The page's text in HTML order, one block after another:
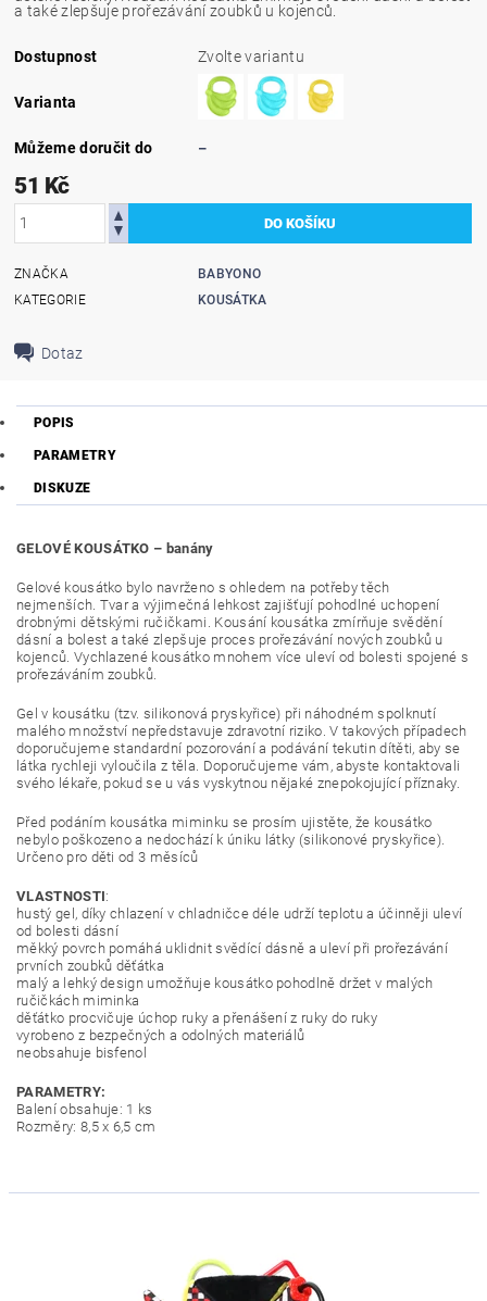
a také zlepšuje prořezávání zoubků u kojenců.
Dostupnost Zvolte variantu
Varianta
Můžeme doručit do –
51 Kč
ZNAČKA
BABYONO
KATEGORIE
KOUSÁTKA
Dotaz
POPIS
PARAMETRY
DISKUZE
GELOVÉ KOUSÁTKO – banány
Gelové kousátko bylo navrženo s ohledem na potřeby těch
nejmenších. Tvar a výjimečná lehkost zajišťují pohodlné uchopení
drobnými dětskými ručičkami. Kousání kousátka zmírňuje svědění
dásní a bolest a také zlepšuje proces prořezávání nových zoubků u
kojenců. Vychlazené kousátko mnohem více uleví od bolesti spojené s
prořezáváním zoubků.
Gel v kousátku (tzv. silikonová pryskyřice) při náhodném spolknutí
malého množství nepředstavuje zdravotní riziko. V takových případech
doporučujeme standardní pozorování a podávání tekutin dítěti, aby se
látka rychleji vyloučila z těla. Doporučujeme vám, abyste kontaktovali
svého lékaře, pokud se u vás vyskytnou nějaké znepokojující příznaky.
Před podáním kousátka miminku se prosím ujistěte, že kousátko
nebylo poškozeno a nedochází k úniku látky (silikonové pryskyřice).
Určeno pro děti od 3 měsíců
VLASTNOSTI:
hustý gel, díky chlazení v chladničce déle udrží teplotu a účinněji uleví
od bolesti dásní
měkký povrch pomáhá uklidnit svědící dásně a uleví při prořezávání
prvních zoubků děťátka
malý a lehký design umožňuje kousátko pohodlně držet v malých
ručičkách miminka
děťátko procvičuje úchop ruky a přenášení z ruky do ruky
vyrobeno z bezpečných a odolných materiálů
neobsahuje bisfenol
PARAMETRY:
Balení obsahuje: 1 ks
Rozměry: 8,5 x 6,5 cm